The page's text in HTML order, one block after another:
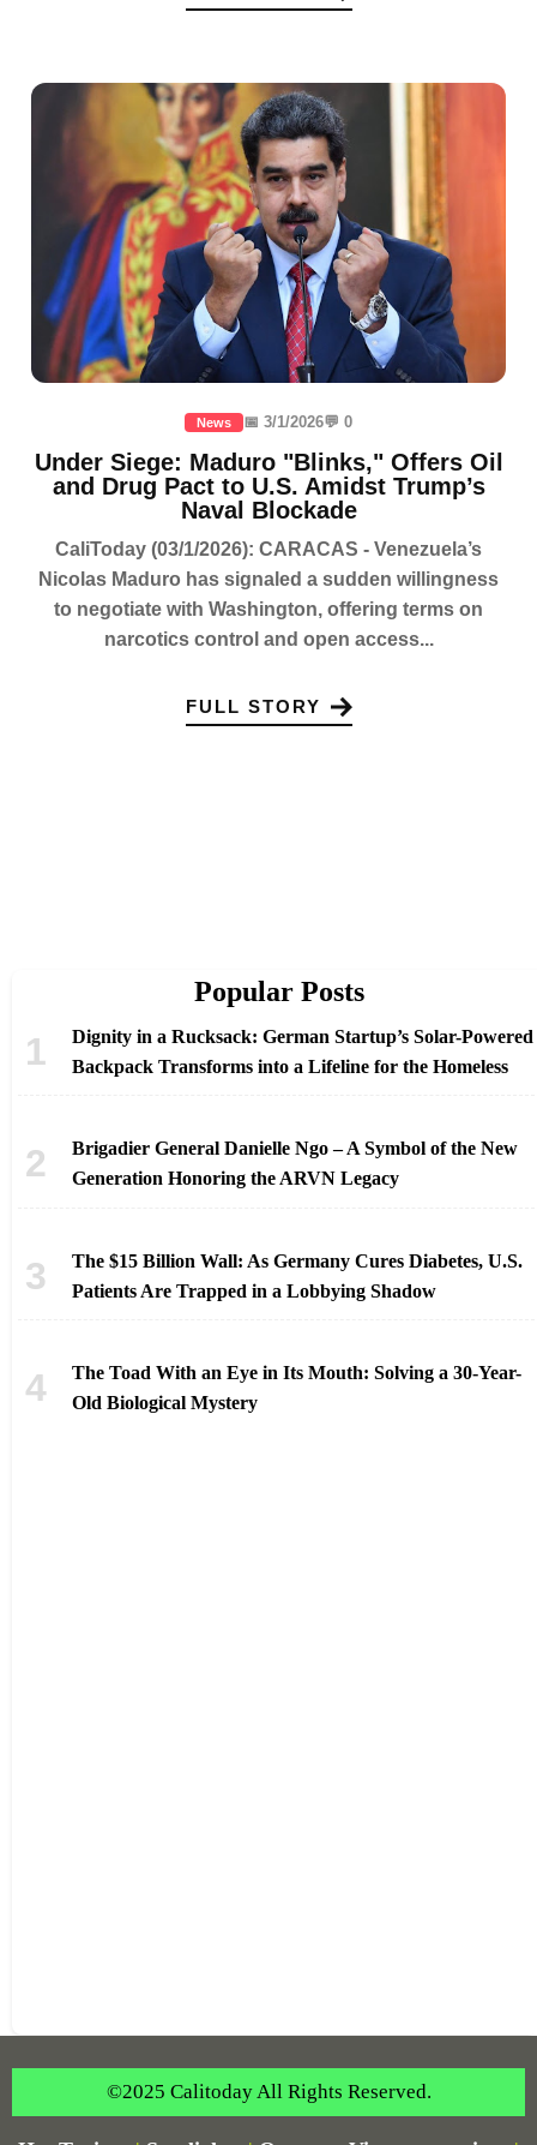
News 📅 3/1/2026💬 0
Under Siege: Maduro "Blinks," Offers Oil
and Drug Pact to U.S. Amidst Trump’s
Naval Blockade
CaliToday (03/1/2026): CARACAS - Venezuela’s
Nicolas Maduro has signaled a sudden willingness
to negotiate with Washington, offering terms on
narcotics control and open access...
FULL STORY
Popular Posts
Dignity in a Rucksack: German Startup’s Solar-Powered
Backpack Transforms into a Lifeline for the Homeless
Brigadier General Danielle Ngo – A Symbol of the New
Generation Honoring the ARVN Legacy
The $15 Billion Wall: As Germany Cures Diabetes, U.S.
Patients Are Trapped in a Lobbying Shadow
The Toad With an Eye in Its Mouth: Solving a 30-Year-
Old Biological Mystery
©2025 Calitoday All Rights Reserved.